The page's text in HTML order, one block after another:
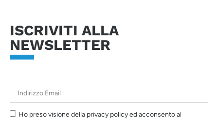
ISCRIVITI ALLA
NEWSLETTER
Ho preso visione della privacy policy ed acconsento al